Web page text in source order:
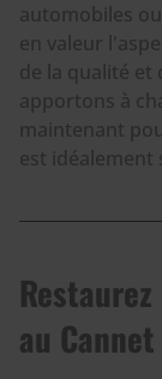
automobiles
en valeur
de la qualité et
apportons à
maintenant
est idéalement
au